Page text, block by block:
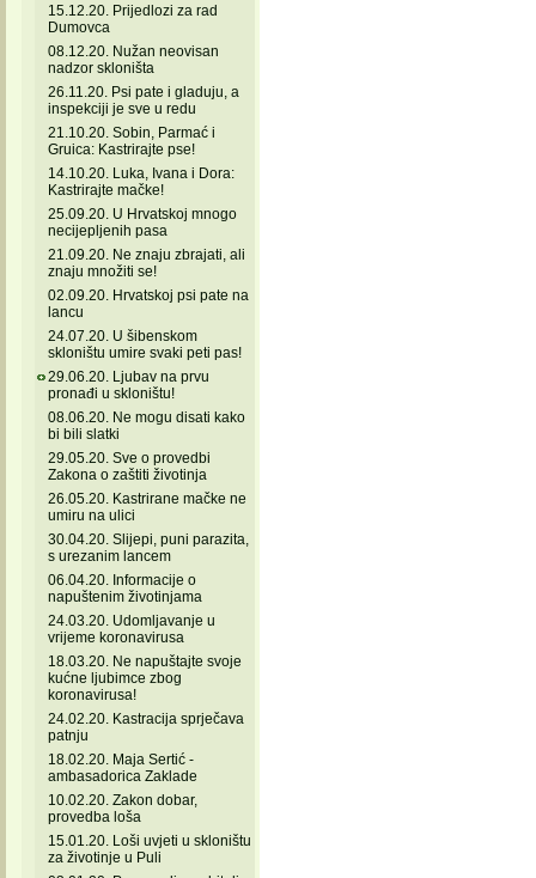
15.12.20. Prijedlozi za rad
Dumovca
08.12.20. Nužan neovisan
nadzor skloništa
26.11.20. Psi pate i gladuju, a
inspekciji je sve u redu
21.10.20. Sobin, Parmać i
Gruica: Kastrirajte pse!
14.10.20. Luka, Ivana i Dora:
Kastrirajte mačke!
25.09.20. U Hrvatskoj mnogo
necijepljenih pasa
21.09.20. Ne znaju zbrajati, ali
znaju množiti se!
02.09.20. Hrvatskoj psi pate na
lancu
24.07.20. U šibenskom
skloništu umire svaki peti pas!
29.06.20. Ljubav na prvu
pronađi u skloništu!
08.06.20. Ne mogu disati kako
bi bili slatki
29.05.20. Sve o provedbi
Zakona o zaštiti životinja
26.05.20. Kastrirane mačke ne
umiru na ulici
30.04.20. Slijepi, puni parazita,
s urezanim lancem
06.04.20. Informacije o
napuštenim životinjama
24.03.20. Udomljavanje u
vrijeme koronavirusa
18.03.20. Ne napuštajte svoje
kućne ljubimce zbog
koronavirusa!
24.02.20. Kastracija sprječava
patnju
18.02.20. Maja Sertić -
ambasadorica Zaklade
10.02.20. Zakon dobar,
provedba loša
15.01.20. Loši uvjeti u skloništu
za životinje u Puli